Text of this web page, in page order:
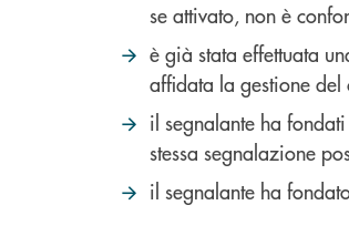
se attivato, non è
è già stata effettuata
affidata la gestione del
il segnalante ha
stessa segnalazione
il segnalante ha